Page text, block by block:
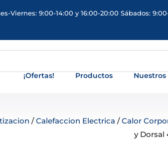
Viernes: 9:00-14:00 y 16:00-20:00 Sábados:
¡Ofertas! Productos
/Calefaccion Electrica /Calor
y Dorsal